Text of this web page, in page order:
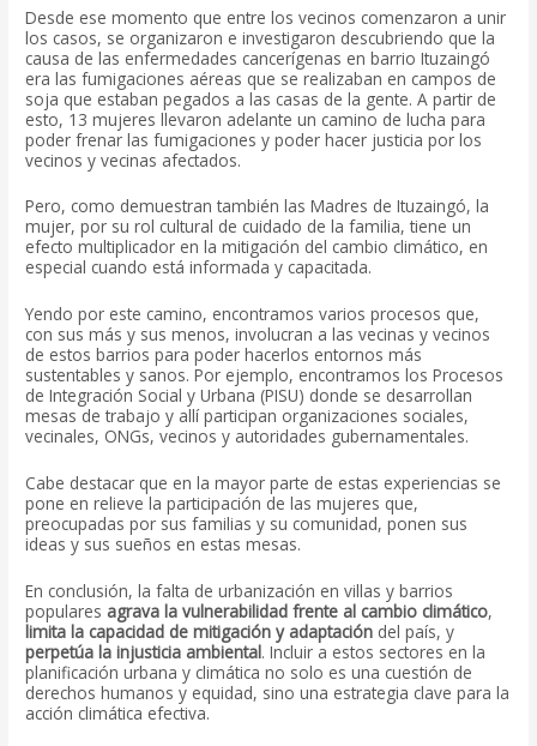
Desde ese momento que entre los vecinos comenzaron a unir
los casos, se organizaron e investigaron descubriendo que la
causa de las enfermedades cancerígenas en barrio Ituzaingó
era las fumigaciones aéreas que se realizaban en campos de
soja que estaban pegados a las casas de la gente. A partir de
esto, 13 mujeres llevaron adelante un camino de lucha para
poder frenar las fumigaciones y poder hacer justicia por los
vecinos y vecinas afectados.
Pero, como demuestran también las Madres de Ituzaingó, la
mujer, por su rol cultural de cuidado de la familia, tiene un
efecto multiplicador en la mitigación del cambio climático, en
especial cuando está informada y capacitada.
Yendo por este camino, encontramos varios procesos que,
con sus más y sus menos, involucran a las vecinas y vecinos
de estos barrios para poder hacerlos entornos más
sustentables y sanos. Por ejemplo, encontramos los Procesos
de Integración Social y Urbana (PISU) donde se desarrollan
mesas de trabajo y allí participan organizaciones sociales,
vecinales, ONGs, vecinos y autoridades gubernamentales.
Cabe destacar que en la mayor parte de estas experiencias se
pone en relieve la participación de las mujeres que,
preocupadas por sus familias y su comunidad, ponen sus
ideas y sus sueños en estas mesas.
En conclusión, la falta de urbanización en villas y barrios
populares agrava la vulnerabilidad frente al cambio climático,
limita la capacidad de mitigación y adaptación del país, y
perpetúa la injusticia ambiental. Incluir a estos sectores en la
planificación urbana y climática no solo es una cuestión de
derechos humanos y equidad, sino una estrategia clave para la
acción climática efectiva.